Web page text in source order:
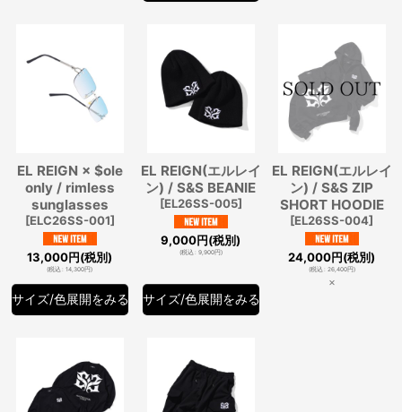
EL REIGN × $ole
only / rimless
sunglasses
[ELC26SS-001]
13,000円(税別)
(税込: 14,300円)
サイズ/色展開をみる
EL REIGN(エルレイ
ン) / S&S BEANIE
[EL26SS-005]
9,000円(税別)
(税込: 9,900円)
サイズ/色展開をみる
EL REIGN(エルレイ
ン) / S&S ZIP
SHORT HOODIE
[EL26SS-004]
24,000円(税別)
(税込: 26,400円)
×